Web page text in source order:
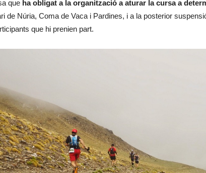
que ha obligat a la organització a aturar la cursa a
de Núria, Coma de Vaca i Pardines, i a la posterior
que hi prenien part.